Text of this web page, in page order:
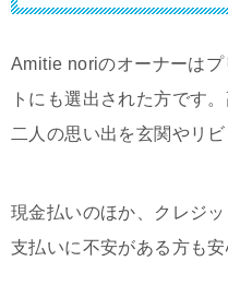
Amitie noriのオーナーは
トにも選出された方です
二人の思い出を玄関やリ
現金払いのほか、クレジ
支払いに不安がある方も安